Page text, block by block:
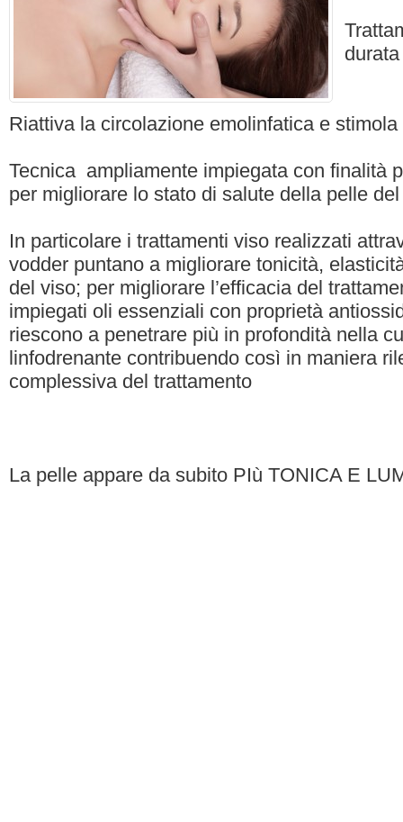
Riattiva la circolazione emolinfatica e
Tecnica ampliamente impiegata con finalità
per migliorare lo stato di salute della pelle
In particolare i trattamenti viso realizzati
vodder puntano a migliorare tonicità,
del viso; per migliorare l’efficacia del
impiegati oli essenziali con proprietà
riescono a penetrare più in profondità nella
linfodrenante contribuendo così in maniera
complessiva del trattamento
La pelle appare da subito PIù TONICA E